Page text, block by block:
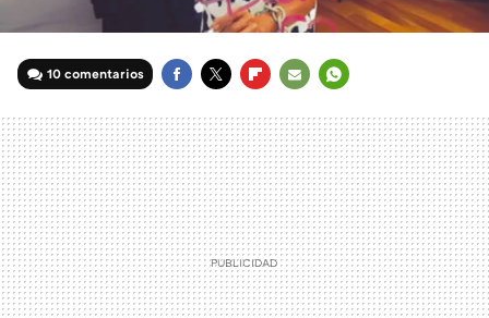
10 comentarios
MAIL